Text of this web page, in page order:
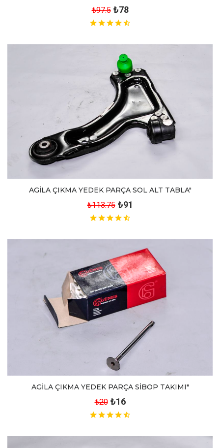
₺97.5 ₺78
AGİLA ÇIKMA YEDEK PARÇA SOL ALT TABLA"
₺113.75 ₺91
AGİLA ÇIKMA YEDEK PARÇA SİBOP TAKIMI"
₺20 ₺16